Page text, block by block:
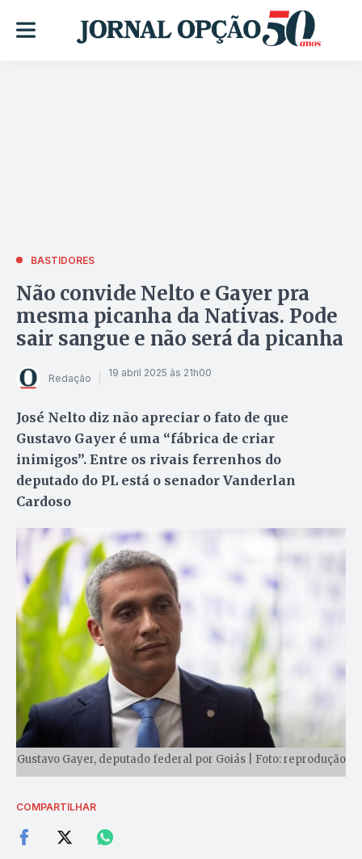
BASTIDORES
Não convide Nelto e Gayer pra
mesma picanha da Nativas. Pode
sair sangue e não será da picanha
Redação 19 abril 2025 às 21h00
José Nelto diz não apreciar o fato de que
Gustavo Gayer é uma “fábrica de criar
inimigos”. Entre os rivais ferrenhos do
deputado do PL está o senador Vanderlan
Cardoso
Gustavo Gayer, deputado federal por Goiás | Foto: reprodução
COMPARTILHAR